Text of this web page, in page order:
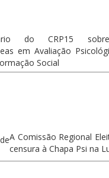
A Comissão Regional
censura à Chapa Psi na